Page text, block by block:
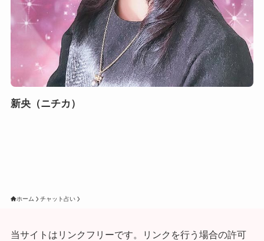
新央（ニチカ）
ホーム チャット占い
当サイトはリンクフリーです。リンクを行う場合の許可